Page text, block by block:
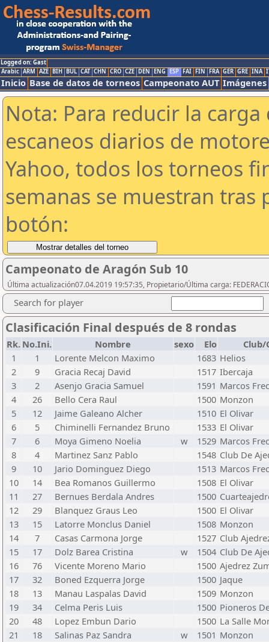
Logged on: Gast
Arabic ARM AZE BIH BUL CAT CHN CRO CZE DEN ENG ESP FAI FIN FRA GER GRE INA
Inicio Base de datos de torneos Campeonato AUT Imágenes
Nota: Para reducir la
escaneos diarios de
Yahoo, todos los torneos
semanas se muestran tras
botón:
Campeonato de Aragón Sub 10
Última actualización07.04.2019 19:57:35, Propietario/Última carga:
Search for player
Clasificación Final después de 8 rondas
Rk. No.Ini. Nombre sexo Elo
Club/
1
1 Lorente Melcon Maximo 1683 Helios
2
9 Gracia Recaj David 1517 Ibercaja
3
2 Asenjo Gracia Samuel 1591 Marcos
4
26 Bello Cera Raul 1500 Monzon
5
12 Jaime Galeano Alcher 1510 El Olivar
6
5 Chiminelli Fernandez Bruno 1533 El Olivar
7
6 Moya Gimeno Noelia w 1529 Marcos
8
4 Martinez Sanz Pablo 1548 Club De
9
10 Jario Dominguez Diego 1513 Marcos
10
14 Bea Romanos Guillermo 1508 El Olivar
11
27 Bernues Berdala Andres 1500
12
29 Blanquez Graus Leo 1500 El Olivar
13
15 Latorre Monclus Daniel 1508 Monzon
14
7 Casas Carmona Jorge 1527 Club
15
17 Dolz Barea Cristina w 1504 Club De
16
76 Vicente Moreno Mario 1500 Ajedrez
17
32 Boned Ezquerra Jorge 1500 Jaque
18
13 Manau Laspalas David 1509 Monzon
19
34 Celma Peris Luis 1500 Pioneros
20
48 Lopez Embun Dario 1500 La Salle
21
18 Salinas Paz Sandra w 1501 Monzon